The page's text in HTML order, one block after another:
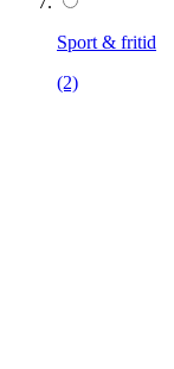
Sport & fritid
(2)